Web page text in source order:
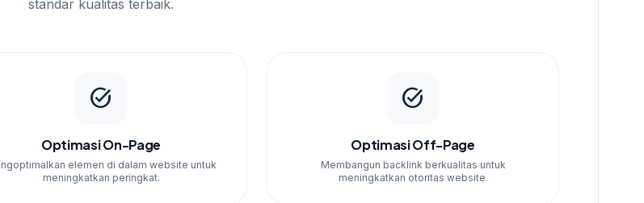
standar kualitas terbaik.
task_alt
Optimasi On-Page
elemen di dalam website untuk
meningkatkan peringkat.
task_alt
Optimasi Off-Page
Membangun backlink berkualitas untuk
meningkatkan otoritas website.